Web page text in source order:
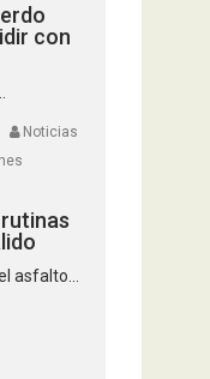
con
Noticias
asfalto...